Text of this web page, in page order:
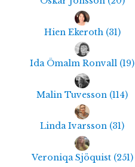
Hien Ekeroth (31)
Ida Ömalm Ronvall (19)
Malin Tuvesson (114)
Linda Ivarsson (31)
Veroniqa Sjöquist (251)